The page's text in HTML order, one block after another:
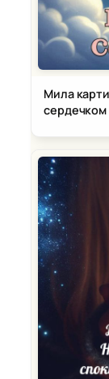
Мила
сердечком